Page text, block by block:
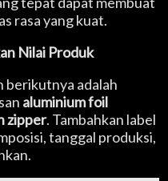
rasa yang kuat.
Nilai Produk
berikutnya adalah
aluminium foil
zipper. Tambahkan label
tanggal produksi,